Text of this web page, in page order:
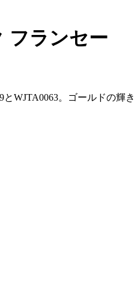
フランセー
WJTA0063。ゴールドの輝き